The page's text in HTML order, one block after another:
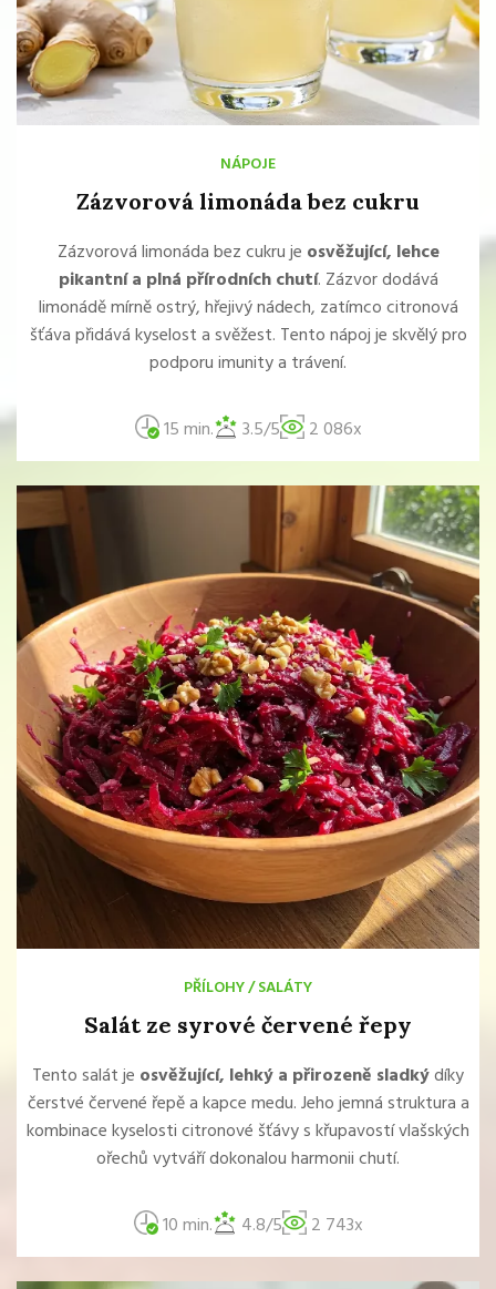
NÁPOJE
Zázvorová limonáda bez cukru
Zázvorová limonáda bez cukru je osvěžující, lehce
pikantní a plná přírodních chutí. Zázvor dodává
limonádě mírně ostrý, hřejivý nádech, zatímco citronová
šťáva přidává kyselost a svěžest. Tento nápoj je skvělý pro
podporu imunity a trávení.
15 min. 3.5/5 2 086x
PŘÍLOHY/SALÁTY
Salát ze syrové červené řepy
Tento salát je osvěžující, lehký a přirozeně sladkýdíky
čerstvé červené řepě a kapce medu. Jeho jemná struktura a
kombinace kyselosti citronové šťávy s křupavostí vlašských
ořechů vytváří dokonalou harmonii chutí.
10 min. 4.8/5 2 743x